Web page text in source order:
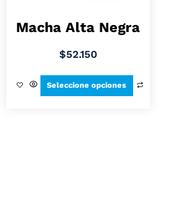
Macha Alta Negra
$52.150
Seleccione opciones